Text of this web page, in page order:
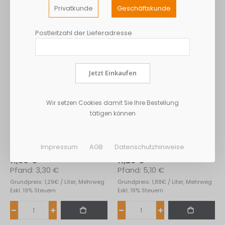
Gourmet 12*0,75L
11,60 €
Grundpreis: 1,29€ / Liter, Mehrweg
3,30 €
Exkl. 19% Steuern
Gourmet 24*0,25L
11,26 €
Grundpreis: 1,88€ / Liter, Mehrweg
5,10 €
Exkl. 19% Steuern
Privatkunde Geschäftskunde
Postleitzahl der Lieferadresse
Jetzt Einkaufen
Wir setzen Cookies damit Sie Ihre Bestellung
tätigen können
Impressum AGB Datenschutzhinweise